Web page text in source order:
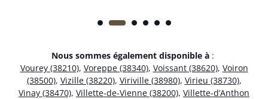
Nous sommes également disponible à :
Vourey (38210), Voreppe (38340), Voissant (38620), Voiron
(38500), Vizille (38220), Viriville (38980), Virieu (38730),
Vinay (38470), Villette-de-Vienne (38200), Villette-d’Anthon